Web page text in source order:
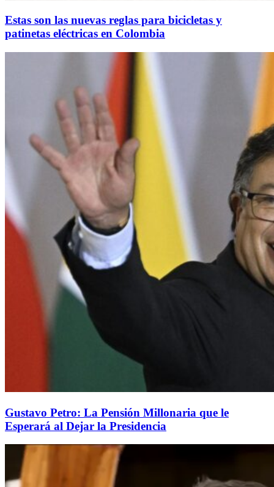
Estas son las nuevas reglas para bicicletas y
patinetas eléctricas en Colombia
Gustavo Petro: La Pensión Millonaria que le
Esperará al Dejar la Presidencia